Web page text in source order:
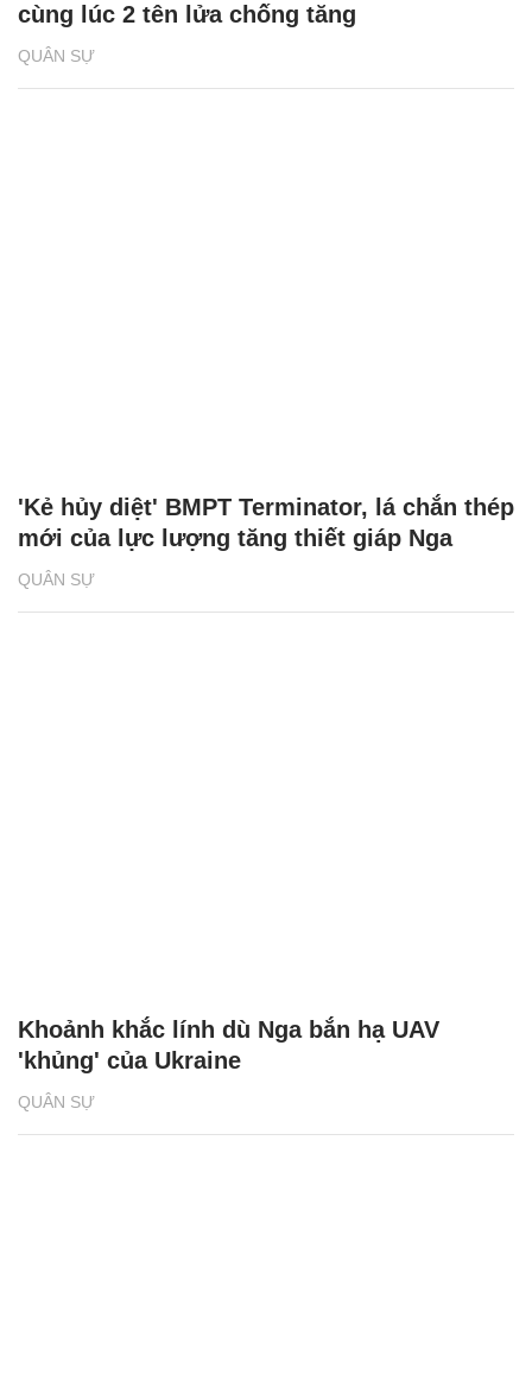
QUÂN SỰ
cùng lúc 2 tên lửa chống tăng
QUÂN SỰ
'Kẻ hủy diệt' BMPT Terminator, lá chắn thép
mới của lực lượng tăng thiết giáp Nga
QUÂN SỰ
Khoảnh khắc lính dù Nga bắn hạ UAV
'khủng' của Ukraine